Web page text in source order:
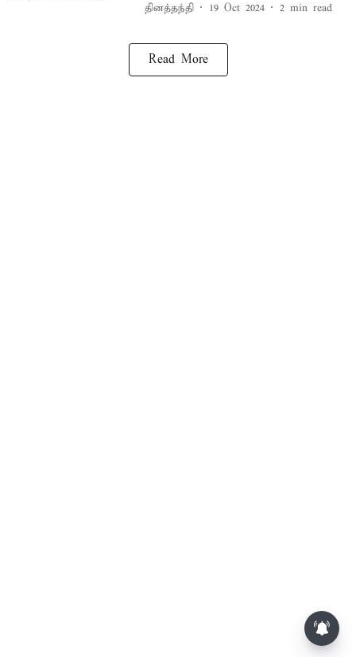
தினத்தந்தி 19 Oct 2024 2 min read
Read More